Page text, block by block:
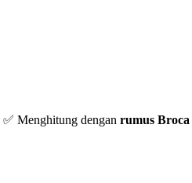
✅ Menghitung dengan rumus Broca